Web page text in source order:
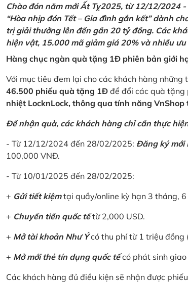
Chào đón năm mới Ất Tỵ2025, từ 12/12/2024
“Hòa nhịp đón Tết – Gia đình gắn kết” dành
trị giải thưởng lên đến gần 20 tỷ đồng. Các
hiện vật, 15.000 mã giảm giá 20% và nhiều
Hàng chục ngàn quà tặng 1Đ phiên bản giới
Với mục tiêu đem lại cho các khách hàng
46.500 phiếu quà tặng 1Đ để đổi các quà tặng
nhiệt LocknLock, thông qua tính năng
Để nhận quà, các khách hàng chỉ cần thực
- Từ 12/12/2024 đến 28/02/2025: Đăng ký mới
100,000 VNĐ.
- Từ 10/01/2025 đến 28/02/2025:
+ Gửi tiết kiệmtại quầy/online kỳ hạn 3 tháng,
+ Chuyển tiền quốc tếtừ 2,000 USD.
+ Mở tài khoản Như Ýcó thu phí từ 1 triệu đồng
+ Mở mới thẻ tín dụng quốc tếcó phát sinh giao
Các khách hàng đủ điều kiện sẽ nhận được